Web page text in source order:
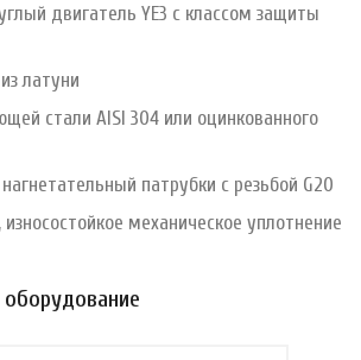
двигатель YE3 с классом защиты
латуни
стали AISI 304 или оцинкованного
патрубки с резьбой G20
механическое уплотнение